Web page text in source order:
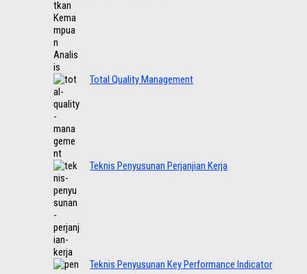
Total Quality Management
Teknis Penyusunan Perjanjian Kerja
Teknis Penyusunan Key Performance Indicator